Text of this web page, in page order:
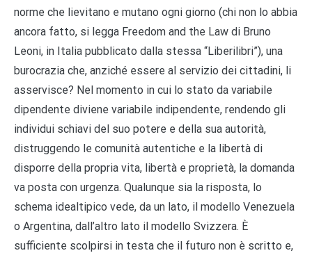
norme che lievitano e mutano ogni giorno (chi non lo abbia
ancora fatto, si legga Freedom and the Law di Bruno
Leoni, in Italia pubblicato dalla stessa “Liberilibri”), una
burocrazia che, anziché essere al servizio dei cittadini, li
asservisce? Nel momento in cui lo stato da variabile
dipendente diviene variabile indipendente, rendendo gli
individui schiavi del suo potere e della sua autorità,
distruggendo le comunità autentiche e la libertà di
disporre della propria vita, libertà e proprietà, la domanda
va posta con urgenza. Qualunque sia la risposta, lo
schema idealtipico vede, da un lato, il modello Venezuela
o Argentina, dall’altro lato il modello Svizzera. È
sufficiente scolpirsi in testa che il futuro non è scritto e,